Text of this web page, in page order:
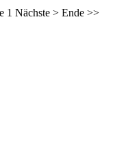
1 Nächste > Ende >>